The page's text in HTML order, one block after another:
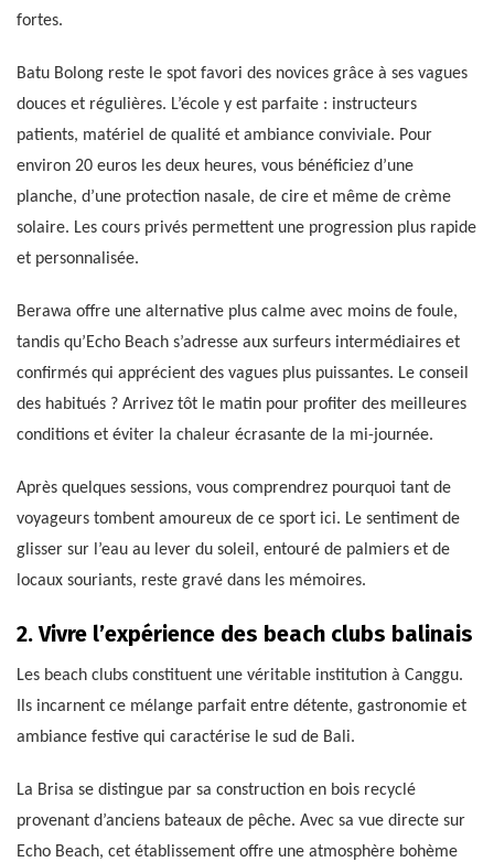
fortes.
Batu Bolong reste le spot favori des novices grâce à ses vagues
douces et régulières. L’école y est parfaite : instructeurs
patients, matériel de qualité et ambiance conviviale. Pour
environ 20 euros les deux heures, vous bénéficiez d’une
planche, d’une protection nasale, de cire et même de crème
solaire. Les cours privés permettent une progression plus rapide
et personnalisée.
Berawa offre une alternative plus calme avec moins de foule,
tandis qu’Echo Beach s’adresse aux surfeurs intermédiaires et
confirmés qui apprécient des vagues plus puissantes. Le conseil
des habitués ? Arrivez tôt le matin pour profiter des meilleures
conditions et éviter la chaleur écrasante de la mi-journée.
Après quelques sessions, vous comprendrez pourquoi tant de
voyageurs tombent amoureux de ce sport ici. Le sentiment de
glisser sur l’eau au lever du soleil, entouré de palmiers et de
locaux souriants, reste gravé dans les mémoires.
2. Vivre l’expérience des beach clubs balinais
Les beach clubs constituent une véritable institution à Canggu.
Ils incarnent ce mélange parfait entre détente, gastronomie et
ambiance festive qui caractérise le sud de Bali.
La Brisa se distingue par sa construction en bois recyclé
provenant d’anciens bateaux de pêche. Avec sa vue directe sur
Echo Beach, cet établissement offre une atmosphère bohème